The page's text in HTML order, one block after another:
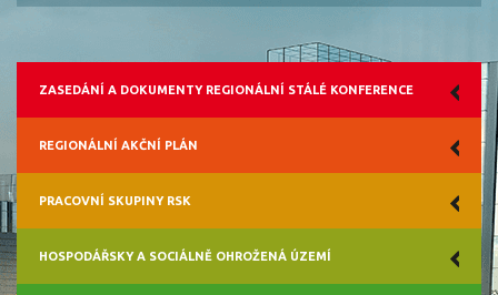
ZASEDÁNÍ A DOKUMENTY REGIONÁLNÍ STÁLÉ KONFERENCE
REGIONÁLNÍ AKČNÍ PLÁN
PRACOVNÍ SKUPINY RSK
HOSPODÁŘSKY A SOCIÁLNĚ OHROŽENÁ ÚZEMÍ